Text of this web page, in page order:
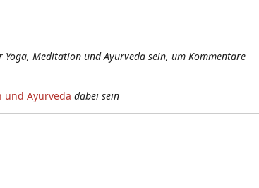
Meditation und Ayurveda sein, um Kommentare
und Ayurveda dabei sein